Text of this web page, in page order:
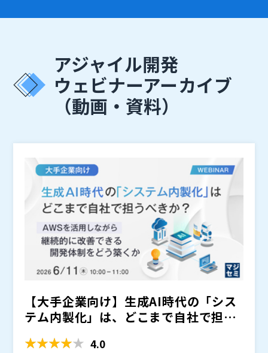
アジャイル開発
ウェビナーアーカイブ
（動画・資料）
【大手企業向け】生成AI時代の「シス
テム内製化」は、どこまで自社で担う
4.0